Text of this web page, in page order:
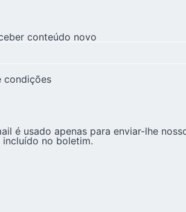
conteúdo novo
condições
é usado apenas para enviar-lhe
incluído no boletim.